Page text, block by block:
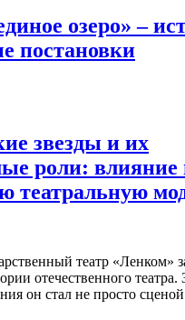
озеро» –
постановки
звезды и их
роли: влияние
театральную
театр «Ленком»
отечественного театра.
он стал не просто